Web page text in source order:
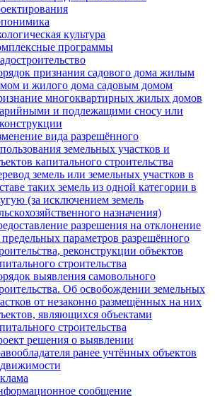
культура
программы
признания садового дома жилым
и жилого дома садовым домом
многоквартирных жилых домов
и подлежащими сносу или
вида разрешённого
земельных участков и
капитального строительства
земель или земельных участков в
таких земель из одной категории в
(за исключением земель
назначения)
разрешения на отклонение
предельных параметров разрешённого
реконструкции объектов
строительства
выявления самовольного
Об освобождении земельных
от незаконно размещённых на них
являющихся объектами
строительства
решения о выявлении
ранее учтённых объектов
сообщение